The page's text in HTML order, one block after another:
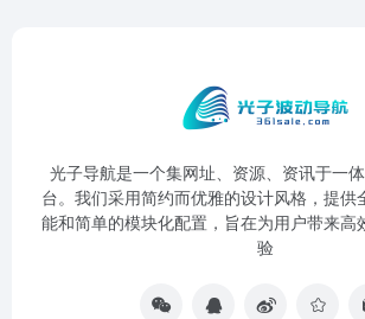
光子导航是一个集网址、资源、资讯于一
台。我们采用简约而优雅的设计风格，提供
能和简单的模块化配置，旨在为用户带来高
验